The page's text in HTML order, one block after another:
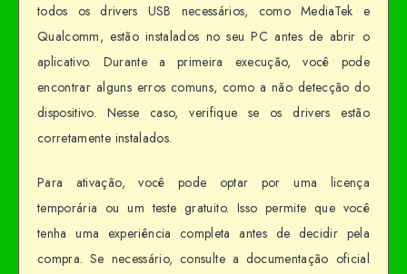
todos os drivers USB necessários, como MediaTek e
Qualcomm, estão instalados no seu PC antes de abrir o
aplicativo. Durante a primeira execução, você pode
encontrar alguns erros comuns, como a não detecção do
dispositivo. Nesse caso, verifique se os drivers estão
corretamente instalados.
Para ativação, você pode optar por uma licença
temporária ou um teste gratuito. Isso permite que você
tenha uma experiência completa antes de decidir pela
compra. Se necessário, consulte a documentação oficial